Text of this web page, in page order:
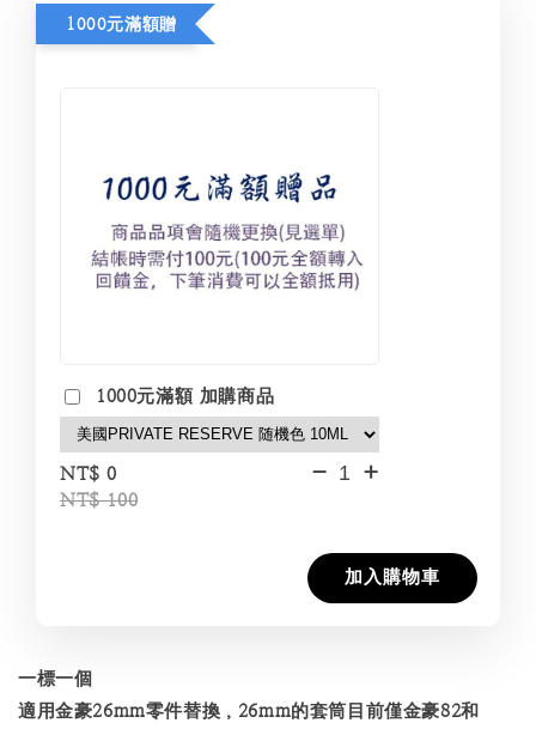
1000元滿額贈
1000元滿額 加購商品
NT$ 0
NT$ 100
- +
加入購物車
一標一個
適用金豪26mm零件替換，26mm的套筒目前僅金豪82和